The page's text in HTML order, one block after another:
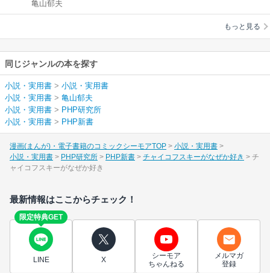
なぜか好き
亀山郁夫
もっと見る
同じジャンルの本を探す
小説・実用書 > 小説・実用書
小説・実用書 > 亀山郁夫
小説・実用書 > PHP研究所
小説・実用書 > PHP新書
漫画(まんが)・電子書籍のコミックシーモアTOP
小説・実用書
小説・実用書
PHP研究所 PHP新書 チャイコフスキーがなぜか好き
チ
ャイコフスキーがなぜか好き
最新情報はここからチェック！
限定特典GET
LINE X
シーモア
ちゃんねる
メルマガ
登録